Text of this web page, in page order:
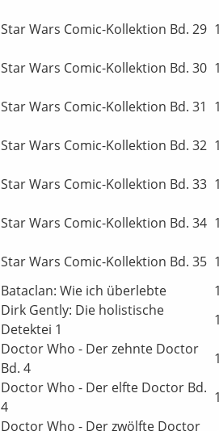
Star Wars Comic-Kollektion Bd. 29
Star Wars Comic-Kollektion Bd. 30
Star Wars Comic-Kollektion Bd. 31
Star Wars Comic-Kollektion Bd. 32
Star Wars Comic-Kollektion Bd. 33
Star Wars Comic-Kollektion Bd. 34
Star Wars Comic-Kollektion Bd. 35
Bataclan: Wie ich überlebte
Dirk Gently: Die holistische
Detektei 1
Doctor Who - Der zehnte Doctor
Bd. 4
Doctor Who - Der elfte Doctor Bd.
4
Doctor Who - Der zwölfte Doctor